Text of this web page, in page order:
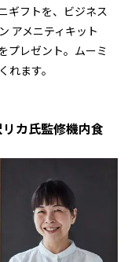
ギフトを、ビジネス
アメニティキット
プレゼント。ムーミ
ます。
カ氏監修機内食